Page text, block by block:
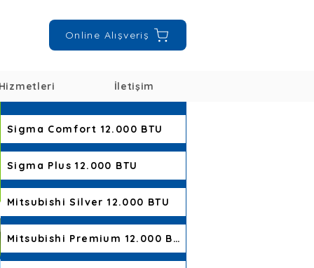
Online Alışveriş
İletişim
Sigma Comfort 12.000 BTU
Sigma Plus 12.000 BTU
Mitsubishi Silver 12.000 BTU
Mitsubishi Premium 12.000 BTU